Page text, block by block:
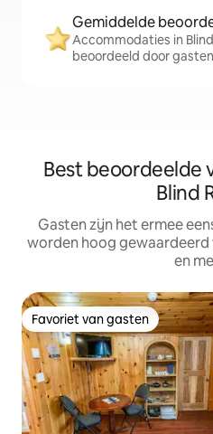
Gemiddelde
Accommodaties in
beoordeeld door
Best beoordeelde
Blind
Gasten zijn het ermee
worden hoog
en
Favoriet van gasten
Favoriet van gasten